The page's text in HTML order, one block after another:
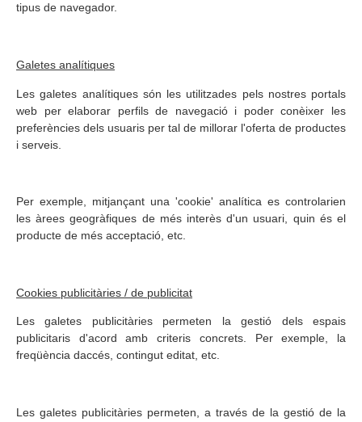
tipus de navegador.
Galetes analítiques
Les galetes analítiques són les utilitzades pels nostres portals
web per elaborar perfils de navegació i poder conèixer les
preferències dels usuaris per tal de millorar l'oferta de productes
i serveis.
Per exemple, mitjançant una 'cookie' analítica es controlarien
les àrees geogràfiques de més interès d'un usuari, quin és el
producte de més acceptació, etc.
Cookies publicitàries / de publicitat
Les galetes publicitàries permeten la gestió dels espais
publicitaris d'acord amb criteris concrets. Per exemple, la
freqüència daccés, contingut editat, etc.
Les galetes publicitàries permeten, a través de la gestió de la